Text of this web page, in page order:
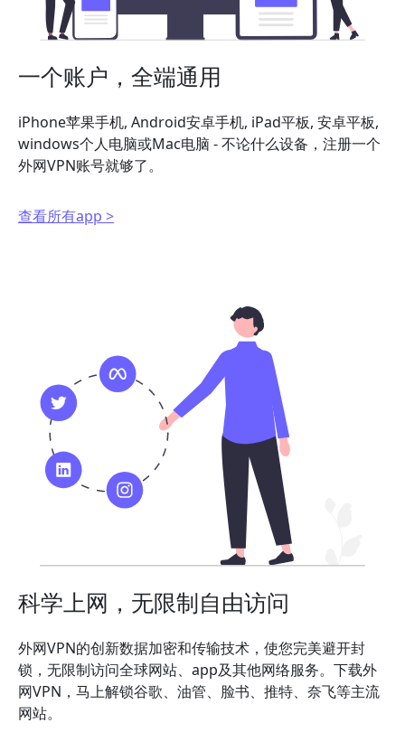
一个账户，全端通用
iPhone苹果手机, Android安卓手机, iPad平板, 安卓平板,
windows个人电脑或Mac电脑 - 不论什么设备，注册一个
外网VPN账号就够了。
查看所有app >
科学上网，无限制自由访问
外网VPN的创新数据加密和传输技术，使您完美避开封
锁，无限制访问全球网站、app及其他网络服务。下载外
网VPN，马上解锁谷歌、油管、脸书、推特、奈飞等主流
网站。